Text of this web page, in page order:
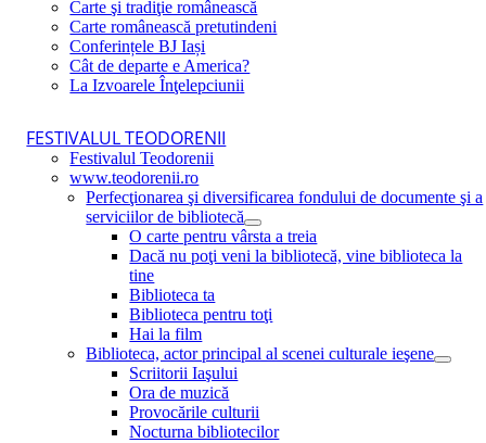
Carte şi tradiţie românească
Carte românească pretutindeni
Conferințele BJ Iași
Cât de departe e America?
La Izvoarele Înţelepciunii
FESTIVALUL TEODORENII
Festivalul Teodorenii
www.teodorenii.ro
Perfecţionarea şi diversificarea fondului de documente şi a
serviciilor de bibliotecă
O carte pentru vârsta a treia
Dacă nu poţi veni la bibliotecă, vine biblioteca la
tine
Biblioteca ta
Biblioteca pentru toţi
Hai la film
Biblioteca, actor principal al scenei culturale ieşene
Scriitorii Iaşului
Ora de muzică
Provocările culturii
Nocturna bibliotecilor